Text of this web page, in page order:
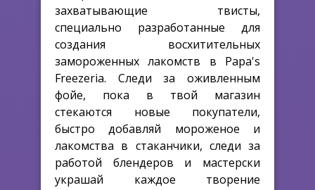
захватывающие твисты,
специально разработанные для
создания восхитительных
замороженных лакомств в Papa's
Freezeria. Следи за оживленным
фойе, пока в твой магазин
стекаются новые покупатели,
быстро добавляй мороженое и
лакомства в стаканчики, следи за
работой блендеров и мастерски
украшай каждое творение